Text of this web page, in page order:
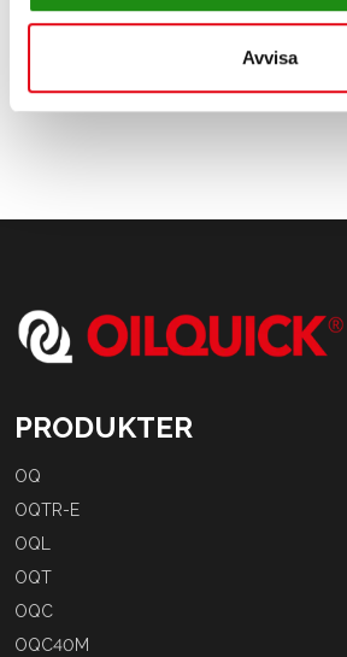
Avvisa
PRODUKTER
OQ
OQTR-E
OQL
OQT
OQC
OQC40M